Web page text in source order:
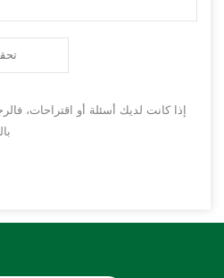
إذا كانت لديك أسئلة أو اقتراحات،